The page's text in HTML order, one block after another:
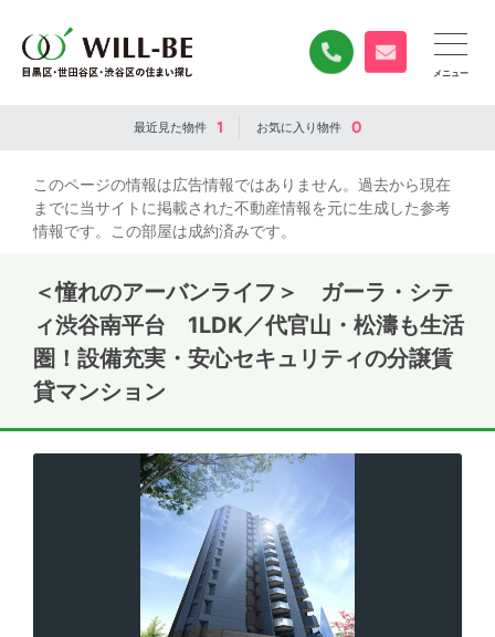
0120-840-834
無料お問い合
最近見た物件 1 お気に入り物件 0
このページの情報は広告情報ではありません。過去から現在
までに当サイトに掲載された不動産情報を元に生成した参考
情報です。この部屋は成約済みです。
＜憧れのアーバンライフ＞ ガーラ・シテ
ィ渋谷南平台 1LDK／代官山・松濤も生活
圏！設備充実・安心セキュリティの分譲賃
貸マンション